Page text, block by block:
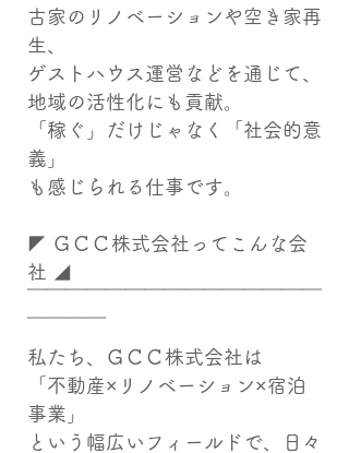
古家のリノベーションや空き家再
生、
ゲストハウス運営などを通じて、
地域の活性化にも貢献。
「稼ぐ」だけじゃなく「社会的意
義」
も感じられる仕事です。
◤ ＧＣＣ株式会社ってこんな会
社 ◢
私たち、ＧＣＣ株式会社は
「不動産×リノベーション×宿泊
事業」
という幅広いフィールドで、日々